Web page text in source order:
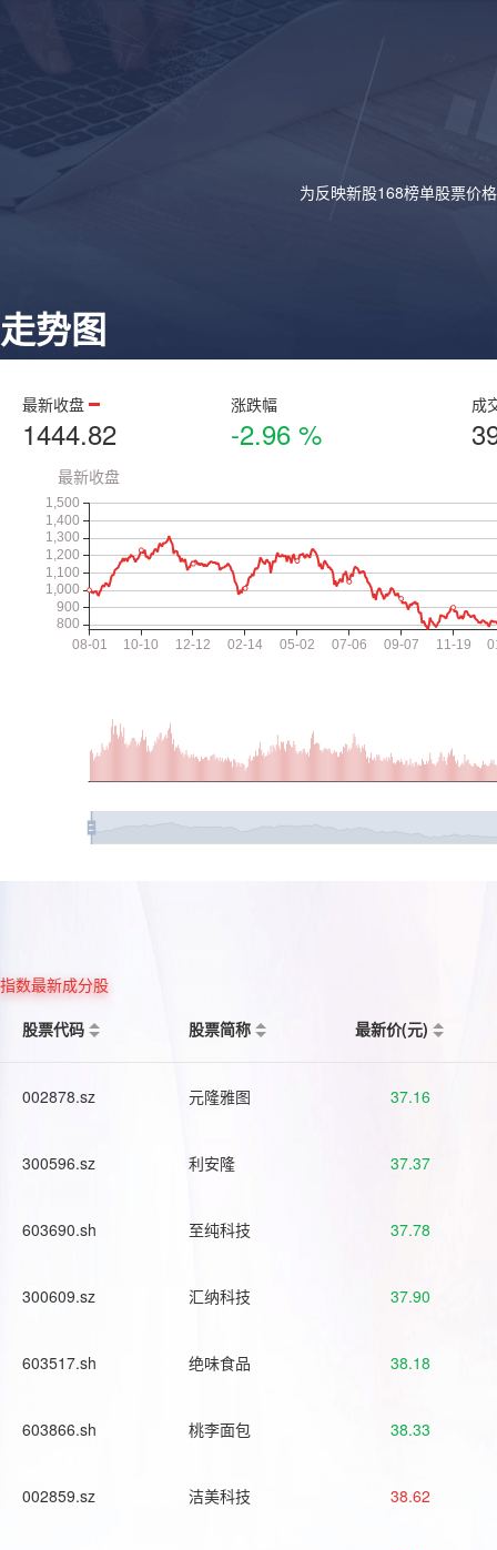
为反映新股168榜单股票价
走势图
最新收盘
1444.82
涨跌幅
-2.96 %
成
指数最新成分股
股票代码
股票简称 最新价(元)
002878.sz 元隆雅图 37.16
300596.sz 利安隆 37.37
603690.sh 至纯科技 37.78
300609.sz 汇纳科技 37.90
603517.sh 绝味食品 38.18
603866.sh 桃李面包 38.33
002859.sz 洁美科技 38.62